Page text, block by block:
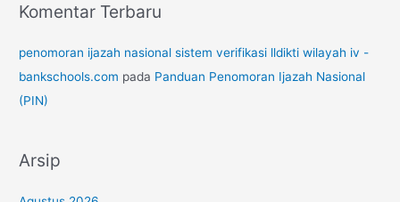
Komentar Terbaru
penomoran ijazah nasional sistem verifikasi lldikti wilayah iv -
bankschools.com pada Panduan Penomoran Ijazah Nasional
(PIN)
Arsip